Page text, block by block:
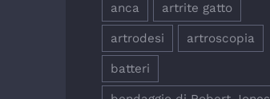
anca artrite gatto
artrodesi artroscopia
batteri